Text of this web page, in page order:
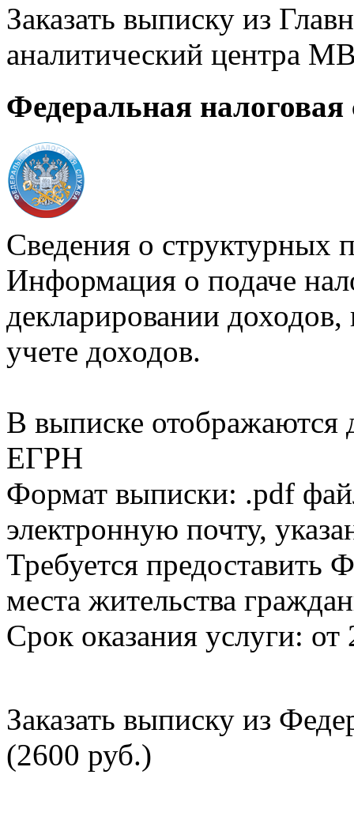
Заказать выписку из
аналитический центра
Федеральная налоговая
Сведения о структурных
Информация о подаче
декларировании доходов,
учете доходов.
В выписке
ЕГРН
Формат выписки: .pdf
электронную почту,
Требуется
места жительства
Срок оказания услуги: от
Заказать выписку из
(2600 руб.)